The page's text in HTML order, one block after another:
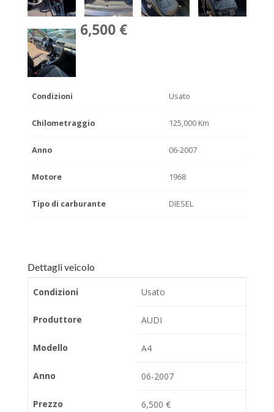
6,500 €
Condizioni Usato
Chilometraggio 125,000 Km
Anno 06-2007
Motore 1968
Tipo di carburante DIESEL
Dettagli veicolo
Condizioni Usato
Produttore AUDI
Modello A4
Anno 06-2007
Prezzo 6,500 €